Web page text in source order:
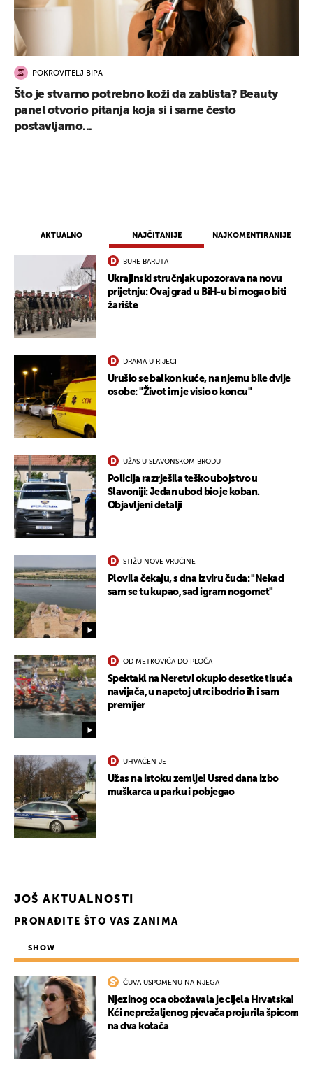
AKTUALNO NAJČITANIJE NAJKOMENTIRANIJE
BURE BARUTA
Ukrajinski stručnjak upozorava na novu
prijetnju: Ovaj grad u BiH-u bi mogao biti
žarište
DRAMA U RIJECI
Urušio se balkon kuće, na njemu bile dvije
osobe: "Život im je visio o koncu"
UŽAS U SLAVONSKOM BRODU
Policija razrješila teško ubojstvo u
Slavoniji: Jedan ubod bio je koban.
Objavljeni detalji
STIŽU NOVE VRUĆINE
Plovila čekaju, s dna izviru čuda: "Nekad
sam se tu kupao, sad igram nogomet"
OD METKOVIĆA DO PLOČA
Spektakl na Neretvi okupio desetke tisuća
navijača, u napetoj utrci bodrio ih i sam
premijer
UHVAĆEN JE
Užas na istoku zemlje! Usred dana izbo
muškarca u parku i pobjegao
JOŠ AKTUALNOSTI
POKROVITELJ BIPA
Što je stvarno potrebno koži da zablista? Beauty
panel otvorio pitanja koja si i same često
postavljamo...
PRONAĐITE ŠTO VAS ZANIMA
SHOW
ČUVA USPOMENU NA NJEGA
Njezinog oca obožavala je cijela Hrvatska!
Kći neprežaljenog pjevača projurila špicom
na dva kotača